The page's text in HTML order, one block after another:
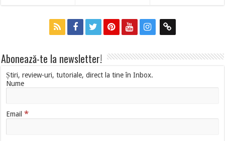
Abonează-te la newsletter!
Știri, review-uri, tutoriale, direct la tine în Inbox.
Nume
Email*